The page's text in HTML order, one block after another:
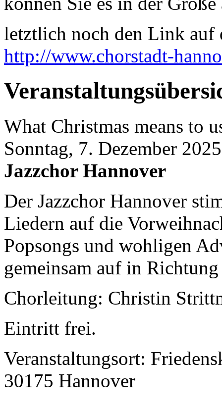
letztlich noch den Link auf
http://www.chorstadt-
What Christmas means to
Sonntag, 7. Dezember
Jazzchor Hannover
Der Jazzchor Hannover
Liedern auf die
Popsongs und wohligen
gemeinsam auf in
Chorleitung: Christin
Eintritt frei.
Veranstaltungsort:
30175 Hannover